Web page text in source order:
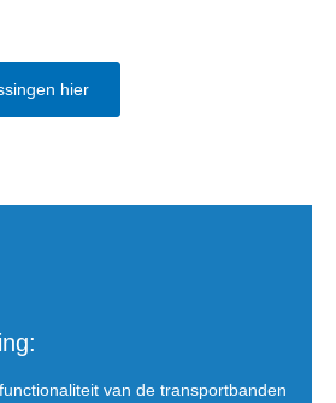
hier
van de transportbanden